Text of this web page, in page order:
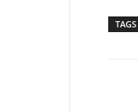
TAGS